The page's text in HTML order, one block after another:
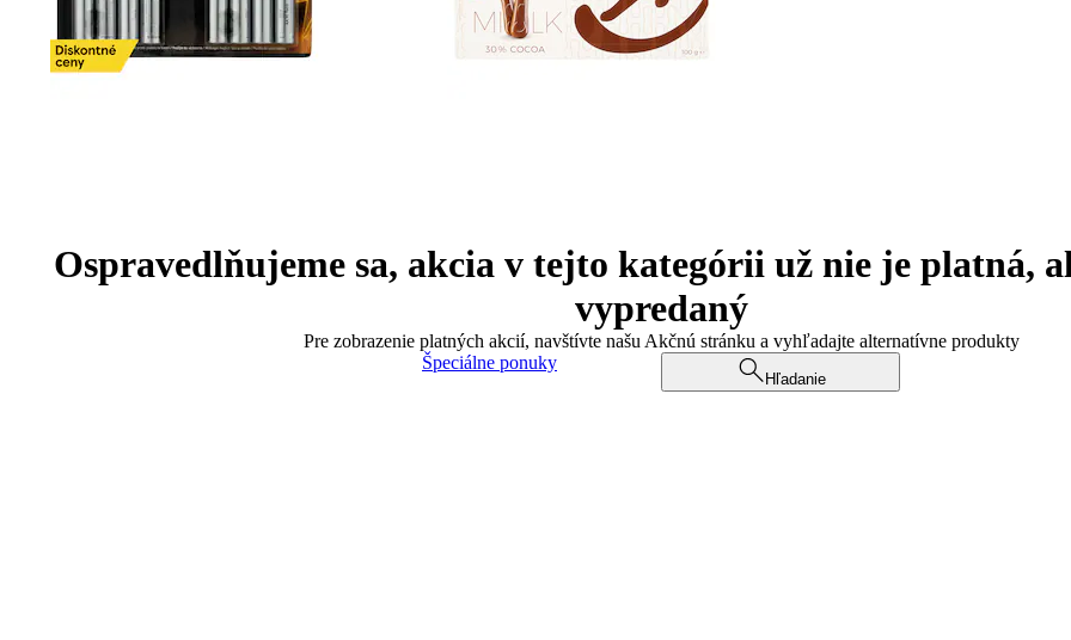
Ospravedlňujeme sa, akcia v tejto kategórii už nie je platná,
vypredaný
Pre zobrazenie platných akcií, navštívte našu Akčnú stránku a vyhľadajte alternatívne produkty
Špeciálne ponuky
Hľadanie